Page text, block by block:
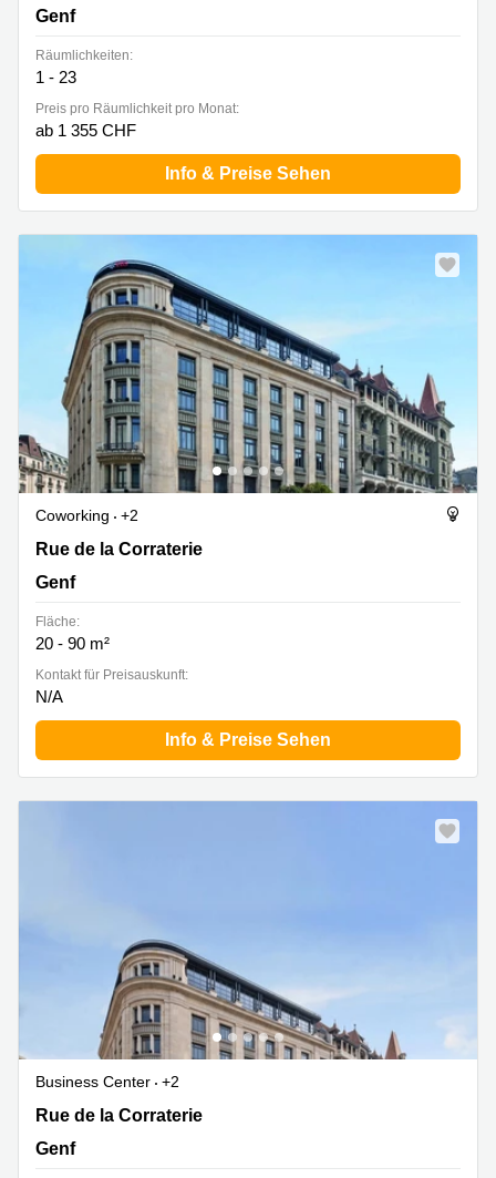
Genf
Räumlichkeiten:
1 - 23
Preis pro Räumlichkeit pro Monat:
ab 1 355 CHF
Info & Preise Sehen
Coworking
+2
Rue de la Corraterie 5, Genf
Rue de la Corraterie
Genf
Fläche:
20 - 90 m²
Kontakt für Preisauskunft:
N/A
Info & Preise Sehen
Business Center
+2
Rue de la Corraterie 5, Genf
Rue de la Corraterie
Genf